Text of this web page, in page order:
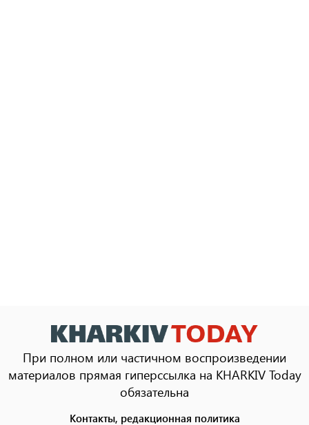
При полном или частичном воспроизведении
материалов прямая гиперссылка на KHARKIV Today
обязательна
Контакты, редакционная политика